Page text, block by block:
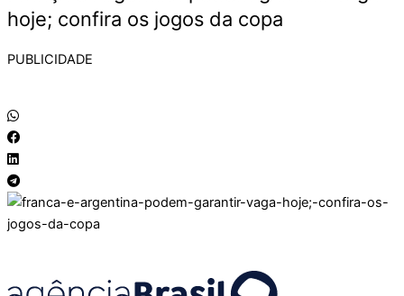
hoje; confira os jogos da copa
PUBLICIDADE